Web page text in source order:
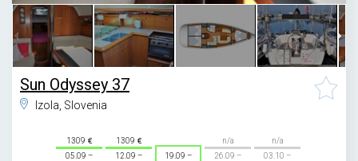
Sun Odyssey 37
Izola, Slovenia
1309
05.09 –
1309
12.09 –
19.09 –
n/a
26.09 –
n/a
03.10 –